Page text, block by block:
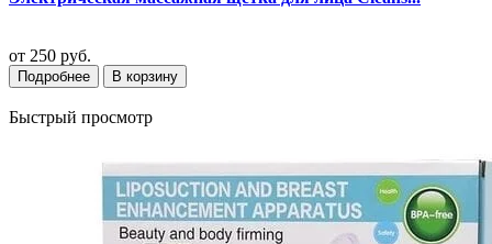
от 250 руб.
Подробнее В корзину
Быстрый просмотр